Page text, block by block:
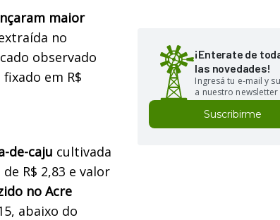
maior
no
observado
em R$
de-caju cultivada
R$ 2,83 e valor
no Acre
abaixo do
¡Enterate de
las novedades!
Ingresá tu e-mail y
a nuestro newsletter
Suscribirme